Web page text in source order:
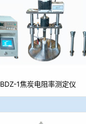
BDZ-1焦炭电阻率测定仪